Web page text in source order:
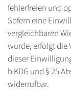
fehlerfreien und
Sofern eine
vergleichbaren
wurde, erfolgt die
dieser
b KDG und § 25
widerrufbar.